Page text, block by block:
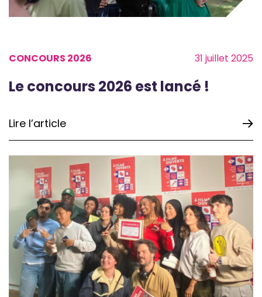
CONCOURS 2026 31 juillet 2025
Le concours 2026 est lancé !
Lire l’article